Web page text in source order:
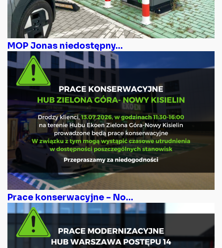
MOP Jonas niedostępny...
Prace konserwacyjne – No...